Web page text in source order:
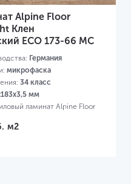
Alpine Floor
Клен
ECO 173-66 MC
Германия
микрофаска
34 класс
мм
ламинат Alpine Floor
м2